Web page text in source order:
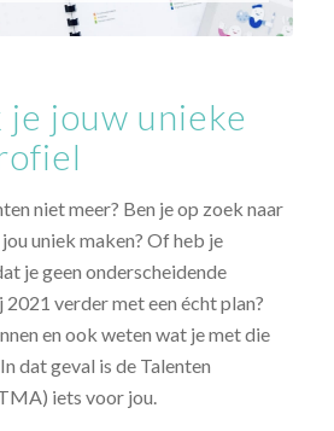
jouw unieke
niet meer? Ben je op zoek naar
uniek maken? Of heb je
je geen onderscheidende
verder met een écht plan?
en ook weten wat je met die
dat geval is de Talenten
iets voor jou.